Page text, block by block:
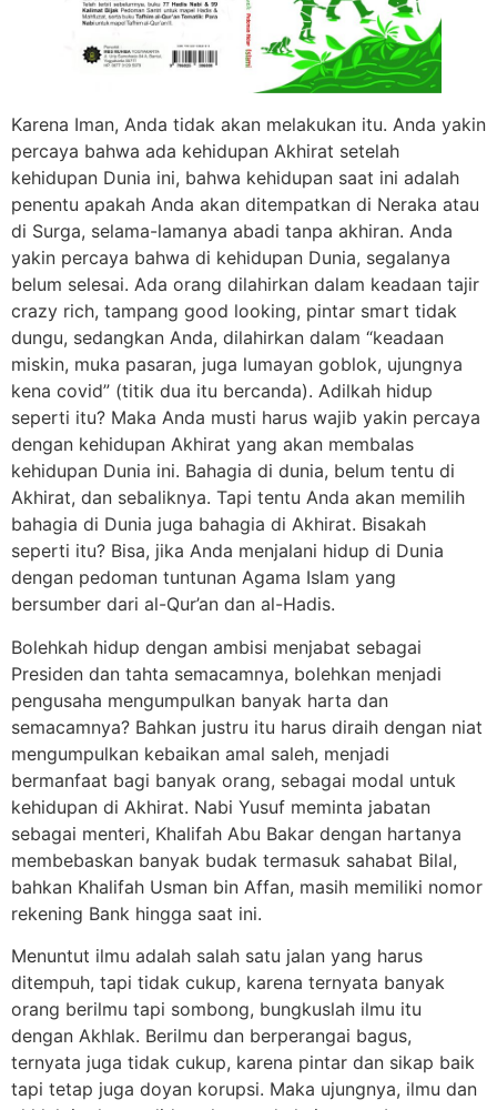
Karena Iman, Anda tidak akan melakukan itu. Anda yakin
percaya bahwa ada kehidupan Akhirat setelah
kehidupan Dunia ini, bahwa kehidupan saat ini adalah
penentu apakah Anda akan ditempatkan di Neraka atau
di Surga, selama-lamanya abadi tanpa akhiran. Anda
yakin percaya bahwa di kehidupan Dunia, segalanya
belum selesai. Ada orang dilahirkan dalam keadaan tajir
crazy rich, tampang good looking, pintar smart tidak
dungu, sedangkan Anda, dilahirkan dalam “keadaan
miskin, muka pasaran, juga lumayan goblok, ujungnya
kena covid” (titik dua itu bercanda). Adilkah hidup
seperti itu? Maka Anda musti harus wajib yakin percaya
dengan kehidupan Akhirat yang akan membalas
kehidupan Dunia ini. Bahagia di dunia, belum tentu di
Akhirat, dan sebaliknya. Tapi tentu Anda akan memilih
bahagia di Dunia juga bahagia di Akhirat. Bisakah
seperti itu? Bisa, jika Anda menjalani hidup di Dunia
dengan pedoman tuntunan Agama Islam yang
bersumber dari al-Qur’an dan al-Hadis.
Bolehkah hidup dengan ambisi menjabat sebagai
Presiden dan tahta semacamnya, bolehkan menjadi
pengusaha mengumpulkan banyak harta dan
semacamnya? Bahkan justru itu harus diraih dengan niat
mengumpulkan kebaikan amal saleh, menjadi
bermanfaat bagi banyak orang, sebagai modal untuk
kehidupan di Akhirat. Nabi Yusuf meminta jabatan
sebagai menteri, Khalifah Abu Bakar dengan hartanya
membebaskan banyak budak termasuk sahabat Bilal,
bahkan Khalifah Usman bin Affan, masih memiliki nomor
rekening Bank hingga saat ini.
Menuntut ilmu adalah salah satu jalan yang harus
ditempuh, tapi tidak cukup, karena ternyata banyak
orang berilmu tapi sombong, bungkuslah ilmu itu
dengan Akhlak. Berilmu dan berperangai bagus,
ternyata juga tidak cukup, karena pintar dan sikap baik
tapi tetap juga doyan korupsi. Maka ujungnya, ilmu dan